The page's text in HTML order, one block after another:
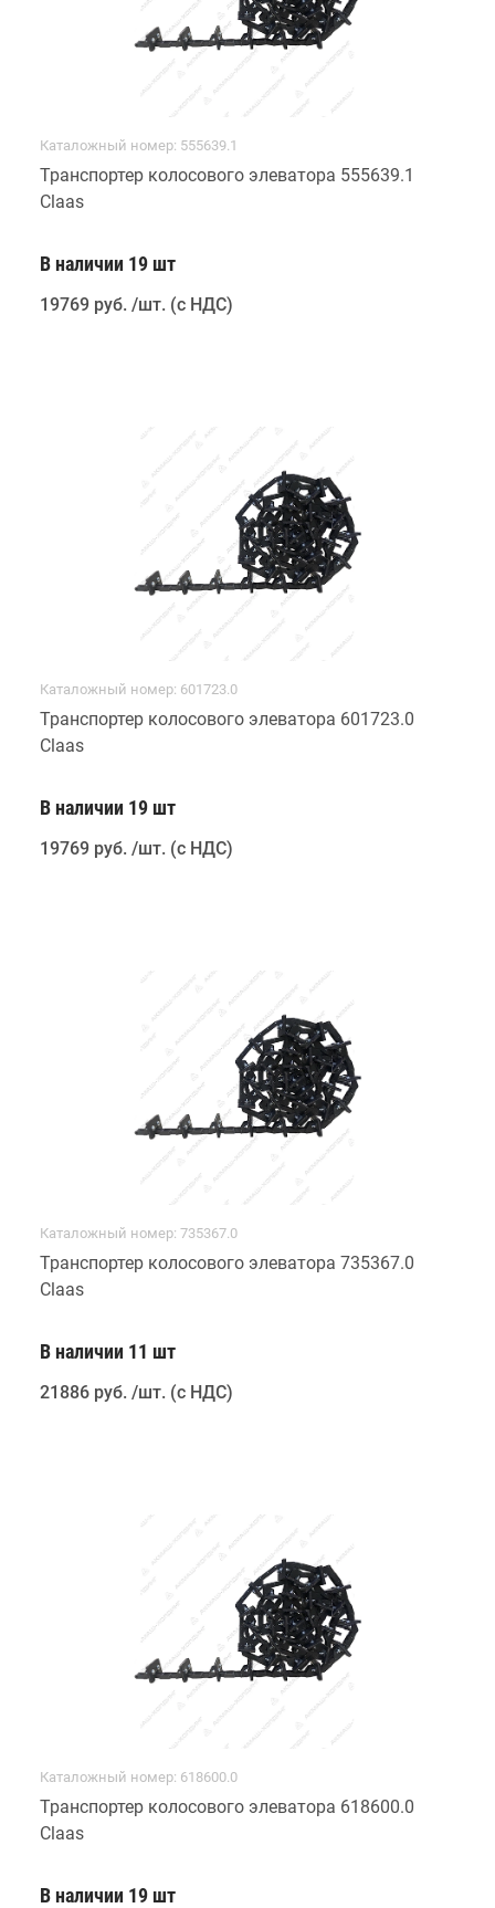
Каталожный номер: 555639.1
Транспортер колосового элеватора 555639.1
Claas
В наличии 19 шт
19769 руб. /шт. (с НДС)
Каталожный номер: 601723.0
Транспортер колосового элеватора 601723.0
Claas
В наличии 19 шт
19769 руб. /шт. (с НДС)
Каталожный номер: 735367.0
Транспортер колосового элеватора 735367.0
Claas
В наличии 11 шт
21886 руб. /шт. (с НДС)
Каталожный номер: 618600.0
Транспортер колосового элеватора 618600.0
Claas
В наличии 19 шт